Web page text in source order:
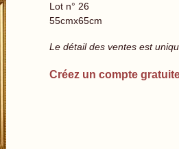
Lot n° 26
55cmx65cm
Le détail des ventes est
Créez un compte